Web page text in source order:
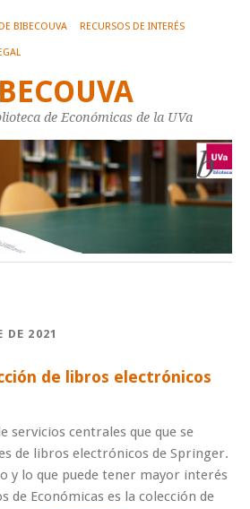
BIBECOUVA RECURSOS DE INTERÉS
de Económicas de la UVa
DE 2021
de libros electrónicos
servicios centrales que que se
de libros electrónicos de Springer.
y lo que puede tener mayor interés
de Económicas es la colección de